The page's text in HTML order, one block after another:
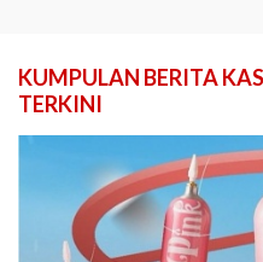
KUMPULAN BERITA
TERKINI